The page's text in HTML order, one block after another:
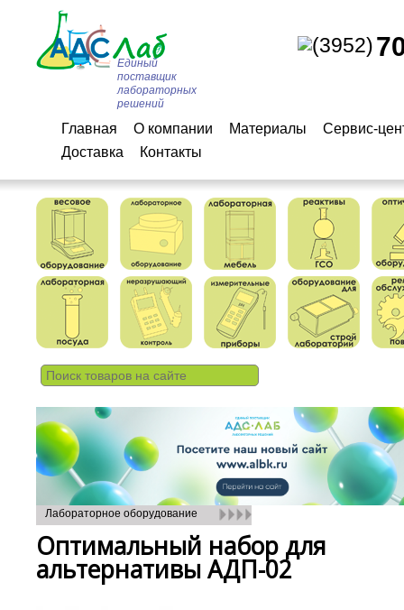
(3952)
Единый
поставщик
лабораторных
решений
Главная О компании Материалы
Сервис-
Доставка
Контакты
Лабораторное оборудование
Оптимальный набор для
альтернативы АДП-02